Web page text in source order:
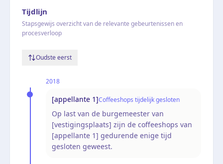
Tijdlijn
Stapsgewijs overzicht van de relevante gebeurtenissen en
procesverloop
Oudste eerst
2018
[appellante 1]Coffeeshops tijdelijk gesloten
Op last van de burgemeester van
[vestigingsplaats] zijn de coffeeshops van
[appellante 1] gedurende enige tijd
gesloten geweest.